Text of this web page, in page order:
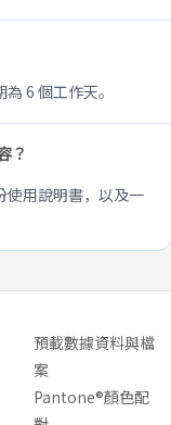
6 個工作天。
？
使用說明書，以及一
預載數據資料與檔
案
Pantone®顏色配